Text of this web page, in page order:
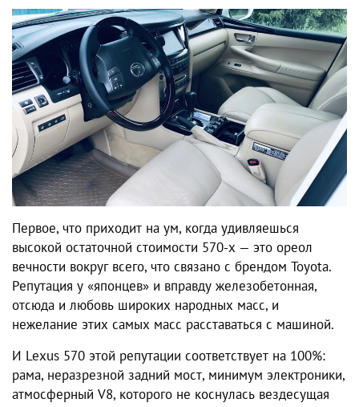
Первое, что приходит на ум, когда удивляешься
высокой остаточной стоимости 570-х — это ореол
вечности вокруг всего, что связано с брендом Toyota.
Репутация у «японцев» и вправду железобетонная,
отсюда и любовь широких народных масс, и
нежелание этих самых масс расставаться с машиной.
И Lexus 570 этой репутации соответствует на 100%:
рама, неразрезной задний мост, минимум электроники,
атмосферный V8, которого не коснулась вездесущая